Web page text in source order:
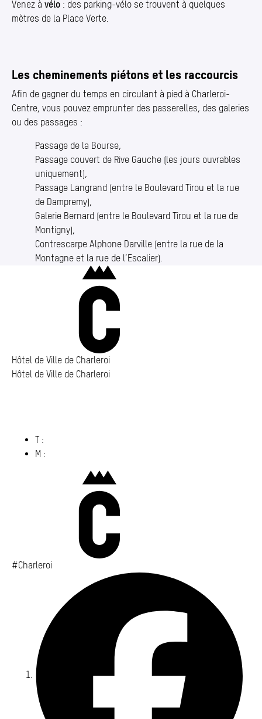
Venez à vélo : des parking-vélo se trouvent à quelques
mètres de la Place Verte.
Les cheminements piétons et les raccourcis
Afin de gagner du temps en circulant à pied à Charleroi-
Centre, vous pouvez emprunter des passerelles, des galeries
ou des passages :
Passage de la Bourse,
Passage couvert de Rive Gauche (les jours ouvrables
uniquement),
Passage Langrand (entre le Boulevard Tirou et la rue
de Dampremy),
Galerie Bernard (entre le Boulevard Tirou et la rue de
Montigny),
Contrescarpe Alphone Darville (entre la rue de la
Montagne et la rue de l’Escalier).
Hôtel de Ville de Charleroi
Hôtel de Ville de Charleroi
T :
M :
#Charleroi